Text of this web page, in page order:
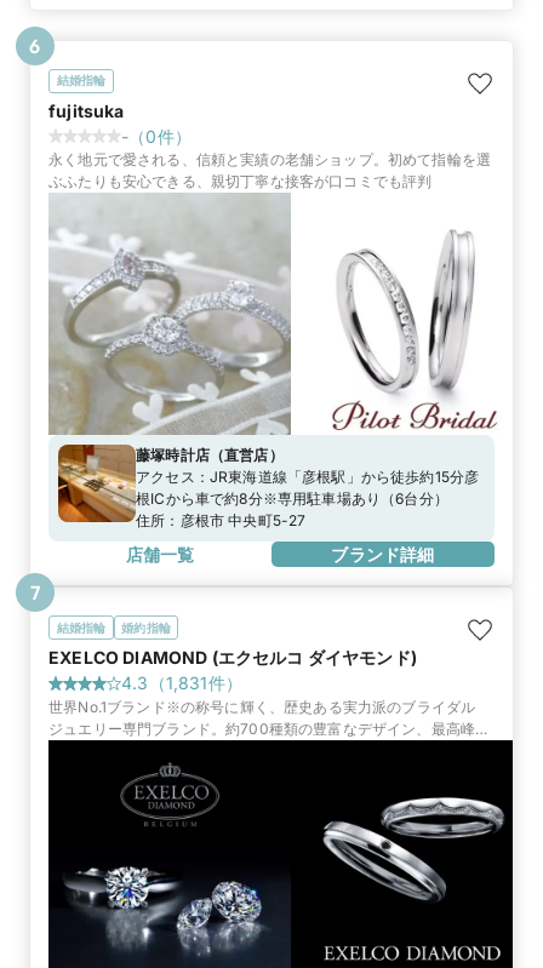
結婚指輪
fujitsuka
- （0件）
永く地元で愛される、信頼と実績の老舗ショップ。初めて指輪を選
ぶふたりも安心できる、親切丁寧な接客が口コミでも評判
藤塚時計店（直営店 ）
アクセス： JR東海道線「彦根駅」から徒歩約15分彦
根ICから車で約8分※専用駐車場あり（6台分）
住所： 彦根市 中央町5-27
店舗一覧 ブランド詳細
6
結婚指輪 婚約指輪
EXELCO DIAMOND (エクセルコ ダイヤモンド)
4.3 （1,831件）
世界No.1ブランド※の称号に輝く、歴史ある実力派のブライダル
ジュエリー専門ブランド。約700種類の豊富なデザイン、最高峰の
7